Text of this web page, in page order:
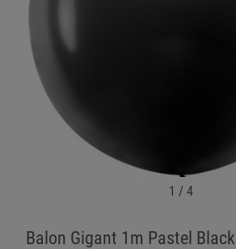
1 / 4
Balon Gigant 1m Pastel Black